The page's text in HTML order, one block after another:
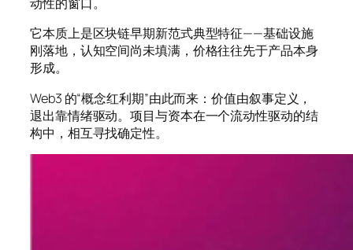
它本质上是区块链早期新范式典型特征——基础设施
刚落地，认知空间尚未填满，价格往往先于产品本身
形成。
Web3 的“概念红利期”由此而来：价值由叙事定义，
退出靠情绪驱动。项目与资本在一个流动性驱动的结
构中，相互寻找确定性。